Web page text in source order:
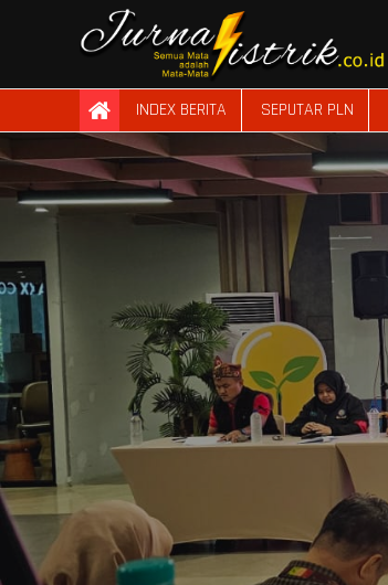
JurnaListrik
Semua Mata adalah Mata-Mata
INDEX BERITA SEPUTAR PLN